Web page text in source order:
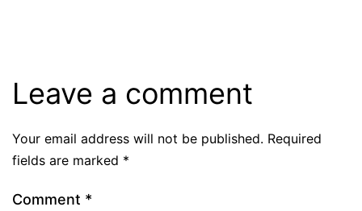
Leave a comment
Your email address will not be published. Required
fields are marked *
Comment *